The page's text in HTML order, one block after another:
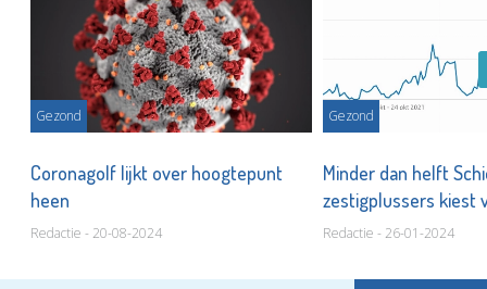
Gezond
Coronagolf lijkt over hoogtepunt
heen
Redactie - 20-08-2024
Gezond
Minder dan helft
zestigplussers kiest
Redactie - 26-01-2024